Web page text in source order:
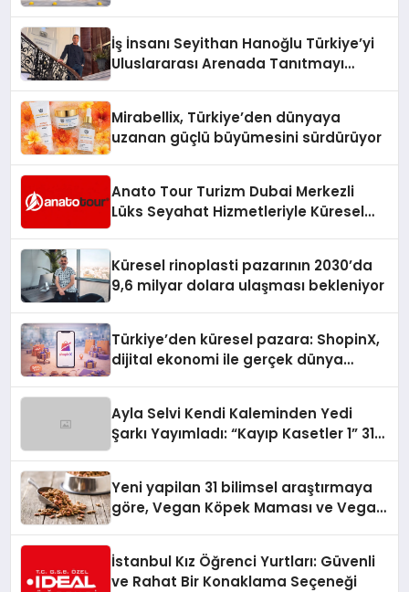
İş İnsanı Seyithan Hanoğlu Türkiye’yi
Uluslararası Arenada Tanıtmayı
Mirabellix, Türkiye’den dünyaya
uzanan güçlü büyümesini sürdürüyor
Anato Tour Turizm Dubai Merkezli
Lüks Seyahat Hizmetleriyle Küresel
Küresel rinoplasti pazarının 2030’da
9,6 milyar dolara ulaşması bekleniyor
Türkiye’den küresel pazara: ShopinX,
dijital ekonomi ile gerçek dünya
Ayla Selvi Kendi Kaleminden Yedi
Şarkı Yayımladı: “Kayıp Kasetler 1” 31
Yeni yapilan 31 bilimsel araştırmaya
göre, Vegan Köpek Maması ve Vegan
İstanbul Kız Öğrenci Yurtları: Güvenli
ve Rahat Bir Konaklama Seçeneği